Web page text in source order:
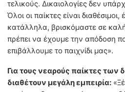
τελικούς. Δικαιολογίες δεν
Όλοι οι παίκτες είναι
κατάλληλα, βρισκόμαστε σε
πρέπει να έχουμε την απόδοση
επιβάλλουμε το παιχνίδι μας».
Για τους νεαρούς παίκτες των
διαθέτουν μεγάλη εμπειρία: